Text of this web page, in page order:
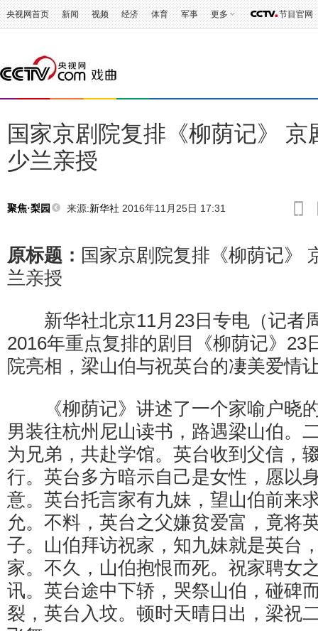
央视网首页 新闻 视频 经济 体育 军事 更多 节目官网
国家京剧院复排《柳荫记》 京
少兰亲授
聚焦·梨园 来源:新华社 2016年11月25日 17:31
原标题： 国家京剧院复排《柳荫记》
兰亲授
新华社北京11月23日专电（记者
2016年重点复排的剧目《柳荫记》23
院亮相，梁山伯与祝英台的凄美爱情
《柳荫记》讲述了一个家喻户晓
男装往杭州尼山读书，路遇梁山伯。
为兄弟，共赴学馆。英台收到父信，
行。英台多方暗示自己是女性，愿以
意。英台托言家有九妹，望山伯前来
允。不料，英台之父嫌贫爱富，竟将
子。山伯拜访祝家，知九妹就是英台
家。不久，山伯抱恨而死。祝家聘女
讯。英台途中下轿，哭祭山伯，碰碑
裂，英台入坟。顿时天晴日出，梁祝